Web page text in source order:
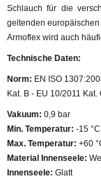
Schlauch für die
geltenden
Armoflex wird auch
Technische Daten:
Norm: EN ISO
Kat. B - EU 10/2011
Vakuum: 0,9 bar
Min. Temperatur: -15 °C
Max. Temperatur: +60
Material Innenseele:
Innenseele: Glatt